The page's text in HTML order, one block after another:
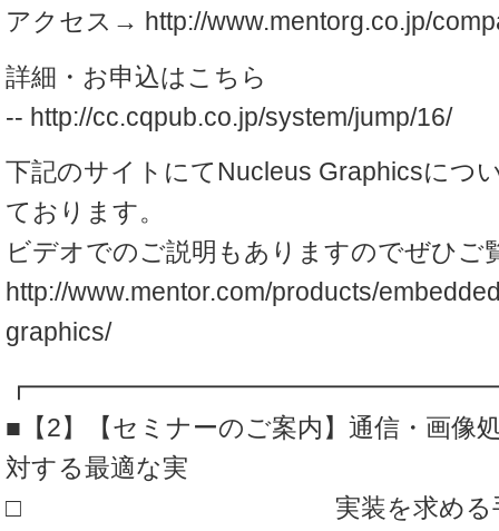
アクセス→ http://www.mentorg.co.jp/
詳細・お申込はこちら
-- http://cc.cqpub.co.jp/system/jump/16/
下記のサイトにてNucleus Graphicsにつ
ております。
ビデオでのご説明もありますのでぜひご
http://www.mentor.com/products/
graphics/
■【2】【セミナーのご案内】通信・画像
対する最適な実
□ 実装を求める手